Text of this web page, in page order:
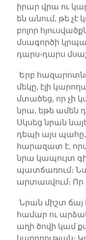
իրար վրա ու
են անում, թե չէ
բոլոր
մսագործի
դարս-դարս
Երբ
մեկը, էլի
մտածեց, որ չի
նրա, եթե ամեն
Սկսեց նրան
դեպի այս
հարազատ է,
նրա կապույտ
պատճառում։
արտասվում։ Որ
Նրան միշտ ճայ
համար ու
աղի ծովի կամ